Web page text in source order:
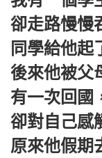
卻走路慢慢
同學給他起
後來他被父
有一次回國
卻對自己感
原來他假期